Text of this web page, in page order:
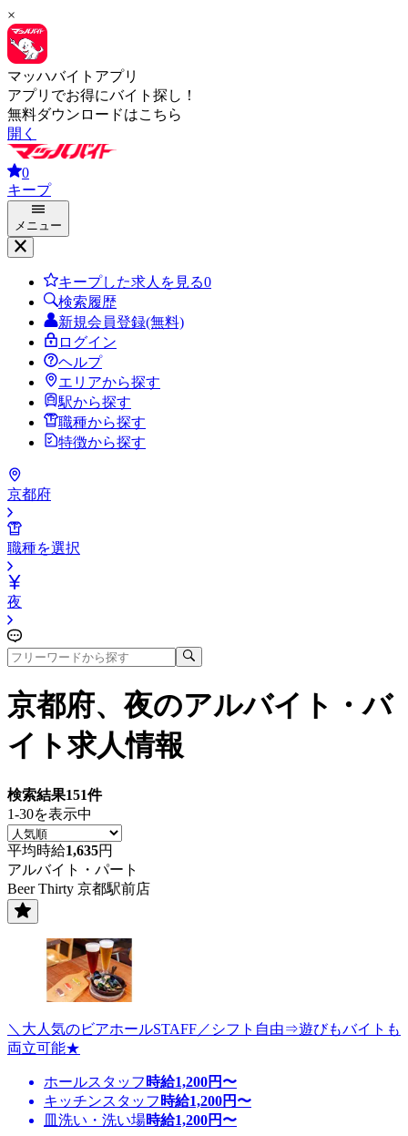
×
マッハバイトアプリ
アプリでお得にバイト探し！
無料ダウンロードはこちら
開く
0
キープ
メニュー
キープした求人を見る0
検索履歴
新規会員登録(無料)
ログイン
ヘルプ
エリアから探す
駅から探す
職種から探す
特徴から探す
京都府
職種を選択
夜
京都府、夜のアルバイト・バ
イト求人情報
検索結果151件
1-30を表示中
平均時給1,635円
アルバイト・パート
Beer Thirty 京都駅前店
＼大人気のビアホールSTAFF／シフト自由⇒遊びもバイトも
両立可能★
ホールスタッフ 時給1,200円〜
キッチンスタッフ 時給1,200円〜
皿洗い・洗い場時給1,200円〜